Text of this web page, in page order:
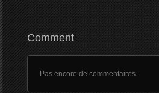
Comment
Pas encore de commentaires.